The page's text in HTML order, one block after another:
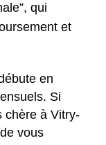
qui
et
en
Si
chère à Vitry-
vous